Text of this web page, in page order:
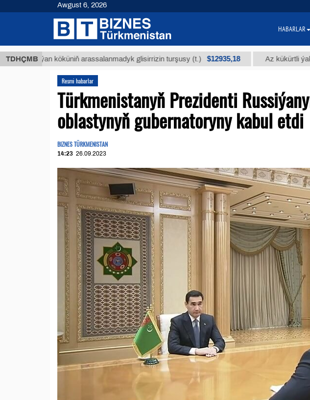
TDHÇMB
Buýan köküniň arassalanmadyk glisirrizin turşusy (t.) $12935,18 Az kükürtli ýakyş
Resmi habarlar
Türkmenistanyň Prezidenti
oblastynyň gubernatoryny kabul etdi
BIZNES TÜRKMENISTAN
14:23 26.09.2023
Awgust 6, 2026
HABARLAR